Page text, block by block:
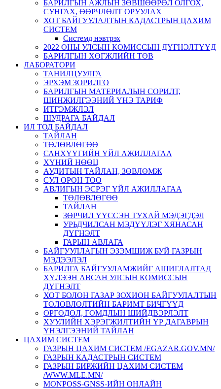
БАРИЛГЫН АЖЛЫН ЗӨВШӨӨРӨЛ ОЛГОХ,
СУНГАХ, ӨӨРЧЛӨЛТ ОРУУЛАХ
ХОТ БАЙГУУЛАЛТЫН КАДАСТРЫН ЦАХИМ
СИСТЕМ
Системд нэвтрэх
2022 ОНЫ УЛСЫН КОМИССЫН ДҮГНЭЛТҮҮД
БАРИЛГЫН ХӨГЖЛИЙН ТӨВ
ЛАБОРАТОРИ
ТАНИЛЦУУЛГА
ЭРХЭМ ЗОРИЛГО
БАРИЛГЫН МАТЕРИАЛЫН СОРИЛТ,
ШИНЖИЛГЭЭНИЙ ҮНЭ ТАРИФ
ИТГЭМЖЛЭЛ
ШУДРАГА БАЙДАЛ
ИЛ ТОД БАЙДАЛ
ТАЙЛАН
ТӨЛӨВЛӨГӨӨ
САНХҮҮГИЙН ҮЙЛ АЖИЛЛАГАА
ХҮНИЙ НӨӨЦ
АУДИТЫН ТАЙЛАН, ЗӨВЛӨМЖ
СУЛ ОРОН ТОО
АВЛИГЫН ЭСРЭГ ҮЙЛ АЖИЛЛАГАА
ТӨЛӨВЛӨГӨӨ
ТАЙЛАН
ЗӨРЧИЛ ҮҮССЭН ТУХАЙ МЭДЭГДЭЛ
УРЬДЧИЛСАН МЭДҮҮЛЭГ ХЯНАСАН
ДҮГНЭЛТ
ГАРЫН АВЛАГА
БАЙГУУЛЛАГЫН ЭЗЭМШИЖ БУЙ ГАЗРЫН
МЭДЭЭЛЭЛ
БАРИЛГА БАЙГУУЛАМЖИЙГ АШИГЛАЛТАД
ХҮЛЭЭН АВСАН УЛСЫН КОМИССЫН
ДҮГНЭЛТ
ХОТ БОЛОН ГАЗАР ЗОХИОН БАЙГУУЛАЛТЫН
ТӨЛӨВЛӨЛТИЙН БАРИМТ БИЧГҮҮД
ӨРГӨДӨЛ, ГОМДЛЫН ШИЙДВЭРЛЭЛТ
ХУУЛИЙН ХЭРЭГЖИЛТИЙН ҮР ДАГАВРЫН
ҮНЭЛГЭЭНИЙ ТАЙЛАН
ЦАХИМ СИСТЕМ
ГАЗРЫН ЦАХИМ СИСТЕМ /EGAZAR.GOV.MN/
ГАЗРЫН КАДАСТРЫН СИСТЕМ
ГАЗРЫН БИРЖИЙН ЦАХИМ СИСТЕМ
/WWW.MLE.MN/
MONPOSS-GNSS-ИЙН ОНЛАЙН